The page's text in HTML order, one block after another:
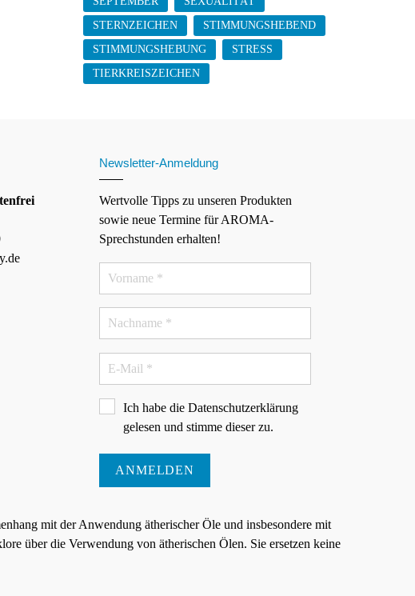
STERNZEICHEN
STIMMUNGSHEBEND
STIMMUNGSHEBUNG
STRESS
TIERKREISZEICHEN
Newsletter-Anmeldung
Wertvolle Tipps zu unseren Produkten
sowie neue Termine für AROMA-
Sprechstunden erhalten!
Ich habe dieDatenschutzerklärung
gelesen und stimme dieser zu.
ANMELDEN
mit der Anwendung ätherischer Öle und insbesondere mit
über die Verwendung von ätherischen Ölen. Sie ersetzen keine